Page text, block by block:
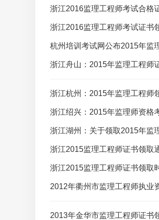
浙江2016监理工程师考试合格
浙江2016监理工程师考试证书
杭州培训考试网公布2015年监
浙江舟山：2015年监理工程师
浙江杭州：2015年监理工程师
浙江绍兴：2015年监理师资格
浙江湖州：关于领取2015年监
浙江2015监理工程师证书领取
浙江2015监理工程师证书领取
2012年衢州市监理工程师执业
2013年金华市监理工程师证书